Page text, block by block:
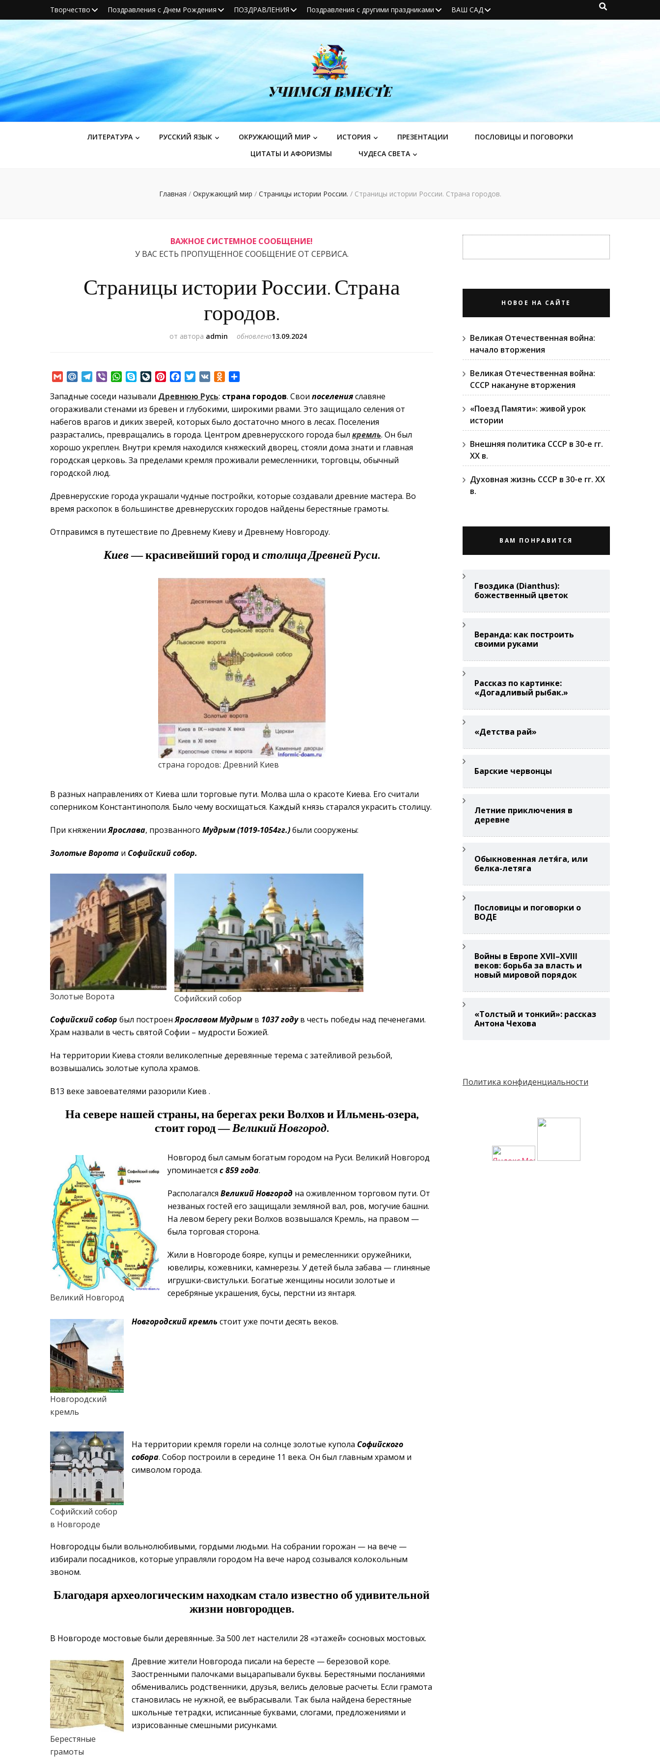
Творчество Поздравления с Днем Рождения ПОЗДРАВЛЕНИЯ Поздравления с другими праздниками ВАШ САД
УЧИМСЯ ВМЕСТЕ
ЛИТЕРАТУРА РУССКИЙ ЯЗЫК ОКРУЖАЮЩИЙ МИР ИСТОРИЯ ПРЕЗЕНТАЦИИ
ПОСЛОВИЦЫ И ПОГОВОРКИ
ЦИТАТЫ И АФОРИЗМЫ
ЧУДЕСА СВЕТА
Главная / Окружающий мир / Страницы истории России. / Страницы истории России. Страна городов.
ВАЖНОЕ СИСТЕМНОЕ СООБЩЕНИЕ!
У ВАС ЕСТЬ ПРОПУЩЕННОЕ СООБЩЕНИЕ ОТ СЕРВИСА.
Страницы истории России. Страна
городов.
от автора admin обновлено13.09.2024
GmailMail.RuTelegram
Viber WhatsApp
SkypeLiveJournal
PinterestFacebookTwitter
VK Odnoklassniki
Западные соседи называли Древнюю Русь: страна городов. Свои поселенияславяне
огораживали стенами из бревен и глубокими, широкими рвами. Это защищало селения от
набегов врагов и диких зверей, которых было достаточно много в лесах. Поселения
разрастались, превращались в города. Центром древнерусского города был кремль. Он был
хорошо укреплен. Внутри кремля находился княжеский дворец, стояли дома знати и главная
городская церковь. За пределами кремля проживали ремесленники, торговцы, обычный
городской люд.
Древнерусские города украшали чудные постройки, которые создавали древние мастера. Во
время раскопок в большинстве древнерусских городов найдены берестяные грамоты.
Отправимся в путешествие по Древнему Киеву и Древнему Новгороду.
Киев— красивейший город истолица Древней Руси.
страна городов: Древний Киев
В разных направлениях от Киева шли торговые пути. Молва шла о красоте Киева. Его считали
соперником Константинополя. Было чему восхищаться. Каждый князь старался украсить столицу.
При княженииЯрослава, прозванного Мудрым(1019-1054гг.)были сооружены:
Золотые Ворота и Софийский собор.
Золотые Ворота
Софийский собор
Софийский собор был построенЯрославом Мудрымв 1037 годув честь победы над печенегами.
Храм назвали в честь святой Софии – мудрости Божией.
На территории Киева стояли великолепные деревянные терема с затейливой резьбой,
возвышались золотые купола храмов.
В13 веке завоевателями разорили Киев .
На севере нашей страны, на берегах реки Волхов и Ильмень-озера,
стоит город —Великий Новгород.
Великий Новгород
Новгород был самым богатым городом на Руси. Великий Новгород
упоминается с 859 года.
Располагался Великий Новгород на оживленном торговом пути. От
незваных гостей его защищали земляной вал, ров, могучие башни.
На левом берегу реки Волхов возвышался Кремль, на правом —
была торговая сторона.
Жили в Новгороде бояре, купцы и ремесленники: оружейники,
ювелиры, кожевники, камнерезы. У детей была забава — глиняные
игрушки-свистульки. Богатые женщины носили золотые и
серебряные украшения, бусы, перстни из янтаря.
Новгородский
кремль
Новгородский кремль стоит уже почти десять веков.
Софийский собор
в Новгороде
На территории кремля горели на солнце золотые купола Софийского
собора. Собор построили в середине 11 века. Он был главным храмом и
символом города.
Новгородцы были вольнолюбивыми, гордыми людьми. На собрании горожан — на вече —
избирали посадников, которые управляли городом На вече народ созывался колокольным
звоном.
Благодаря археологическим находкам стало известно об удивительной
жизни новгородцев.
В Новгороде мостовые были деревянные. За 500 лет настелили 28 «этажей» сосновых мостовых.
Берестяные
грамоты
Древние жители Новгорода писали на бересте — березовой коре.
Заостренными палочками выцарапывали буквы. Берестяными посланиями
обменивались родственники, друзья, велись деловые расчеты. Если грамота
становилась не нужной, ее выбрасывали. Так была найдена берестяные
школьные тетрадки, исписанные буквами, слогами, предложениями и
изрисованные смешными рисунками.
НОВОЕ НА САЙТЕ
Великая Отечественная война:
начало вторжения
Великая Отечественная война:
СССР накануне вторжения
«Поезд Памяти»: живой урок
истории
Внешняя политика СССР в 30-е гг.
ХХ в.
Духовная жизнь СССР в 30-е гг. ХХ
в.
ВАМ ПОНРАВИТСЯ
Гвоздикa (Di­anthus):
божественный цветок
Веранда: как построить
своими руками
Рассказ по картинке:
«Догадливый рыбак.»
«Детства рай»
Барские червонцы
Летние приключения в
деревне
Обыкновенная летя́га, или
белка-летяга
Пословицы и поговорки о
ВОДЕ
Войны в Европе XVII–XVIII
веков: борьба за власть и
новый мировой порядок
«Толстый и тонкий»: рассказ
Антона Чехова
Политика конфиденциальности